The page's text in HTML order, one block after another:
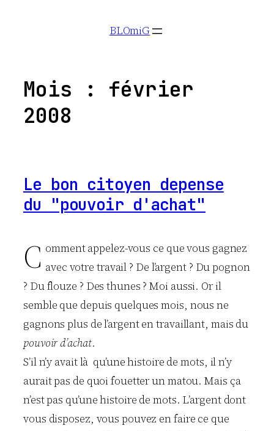
BLOmiG
Mois : février
2008
Le bon citoyen depense
du "pouvoir d'achat"
C omment appelez-vous ce que vous gagnez
avec votre travail ? De l’argent ? Du pognon
? Du flouze ? Des thunes ? Moi aussi. Or il
semble que depuis quelques mois, nous ne
gagnons plus de l’argent en travaillant, mais du
pouvoir d’achat.
S’il n’y avait là qu’une histoire de mots, il n’y
aurait pas de quoi fouetter un matou. Mais ça
n’est pas qu’une histoire de mots. L’argent dont
vous disposez, vous pouvez en faire ce que